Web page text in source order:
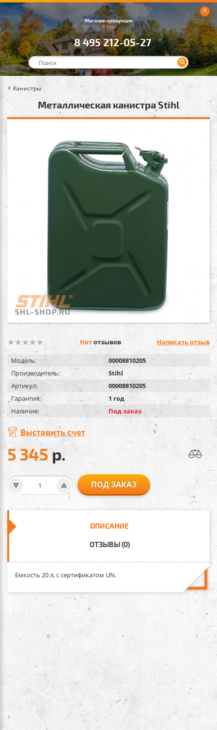
Магазин продукции
STIHL
8 495 212-05-27
0
Канистры
Металлическая канистра Stihl
Нетотзывов Написать отзыв
Модель:
00008810205
Производитель:
Stihl
Артикул:
00008810205
Гарантия:
1 год
Наличие:
Под заказ
Выставить счет
5 345 р.
ПОД ЗАКАЗ
ОПИСАНИЕ
ОТЗЫВЫ (0)
Емкость 20 л, с сертификатом UN.